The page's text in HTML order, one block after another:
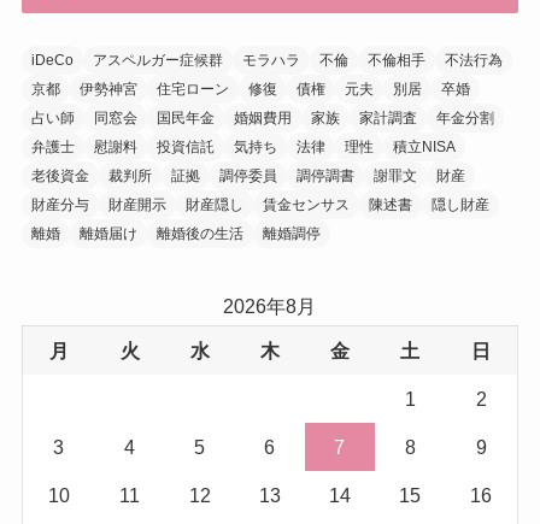
iDeCo アスペルガー症候群 モラハラ 不倫 不倫相手
不法行為
京都
伊勢神宮 住宅ローン 修復 債権 元夫 別居
卒婚
占い師
同窓会 国民年金 婚姻費用 家族 家計調査
年金分割
弁護士
慰謝料 投資信託 気持ち 法律 理性
積立NISA
老後資金
裁判所 証拠 調停委員 調停調書 謝罪文
財産
財産分与
財産開示 財産隠し 賃金センサス 陳述書
隠し財産
離婚
離婚届け 離婚後の生活 離婚調停
2026年8月
月 火 水 木 金 土 日
1 2
3 4 5 6 7 8 9
10 11 12 13 14 15 16